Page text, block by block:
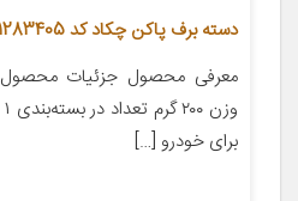
دسته برف پاکن چکاد کد 1283405 مناسب برای پژو 405
برای خودرو […]